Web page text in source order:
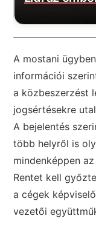
A mostani
információi
a közbeszerzést
jogsértésekre
A bejelentés
több helyről is
mindenképpen
Rentet kell
a cégek
vezetői